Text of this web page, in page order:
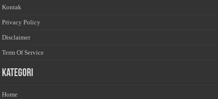
Kontak
Privacy Policy
Disclaimer
Term Of Service
Kategori
Home